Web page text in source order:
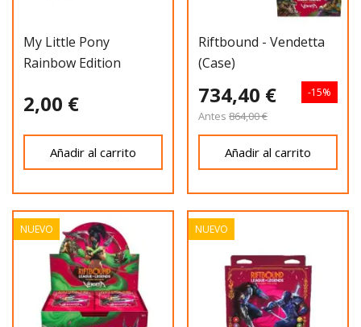
My Little Pony
Rainbow Edition
2,00 €
Añadir al carrito
Riftbound - Vendetta
(case)
734,40 €
Antes 864,00 €
-15%
Añadir al carrito
NUEVO NUEVO